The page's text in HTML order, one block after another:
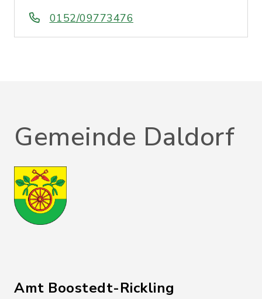
0152/09773476
Gemeinde Daldorf
Amt Boostedt-Rickling